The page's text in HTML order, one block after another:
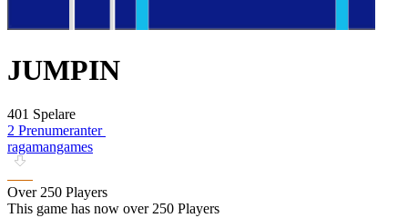
JUMPIN
401 Spelare
2 Prenumeranter
ragamangames
Over 250 Players
This game has now over 250 Players